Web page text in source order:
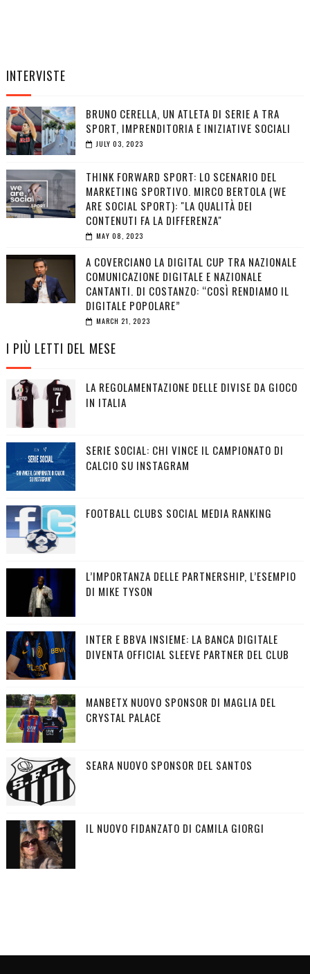
INTERVISTE
BRUNO CERELLA, UN ATLETA DI SERIE A TRA
SPORT, IMPRENDITORIA E INIZIATIVE SOCIALI
JULY 03, 2023
THINK FORWARD SPORT: LO SCENARIO DEL
MARKETING SPORTIVO. MIRCO BERTOLA (WE
ARE SOCIAL SPORT): "LA QUALITÀ DEI
CONTENUTI FA LA DIFFERENZA"
MAY 08, 2023
A COVERCIANO LA DIGITAL CUP TRA NAZIONALE
COMUNICAZIONE DIGITALE E NAZIONALE
CANTANTI. DI COSTANZO: “COSÌ RENDIAMO IL
DIGITALE POPOLARE”
MARCH 21, 2023
I PIÙ LETTI DEL MESE
LA REGOLAMENTAZIONE DELLE DIVISE DA GIOCO
IN ITALIA
SERIE SOCIAL: CHI VINCE IL CAMPIONATO DI
CALCIO SU INSTAGRAM
FOOTBALL CLUBS SOCIAL MEDIA RANKING
L’IMPORTANZA DELLE PARTNERSHIP, L’ESEMPIO
DI MIKE TYSON
INTER E BBVA INSIEME: LA BANCA DIGITALE
DIVENTA OFFICIAL SLEEVE PARTNER DEL CLUB
MANBETX NUOVO SPONSOR DI MAGLIA DEL
CRYSTAL PALACE
SEARA NUOVO SPONSOR DEL SANTOS
IL NUOVO FIDANZATO DI CAMILA GIORGI